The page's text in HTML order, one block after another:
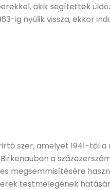
akik segítettek
ig nyúlik vissza, ekkor
szer, amelyet 1941-től a
a
megsemmisítésére
testmelegének